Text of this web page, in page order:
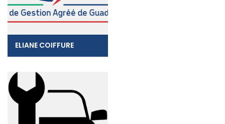
ELIANE COIFFURE